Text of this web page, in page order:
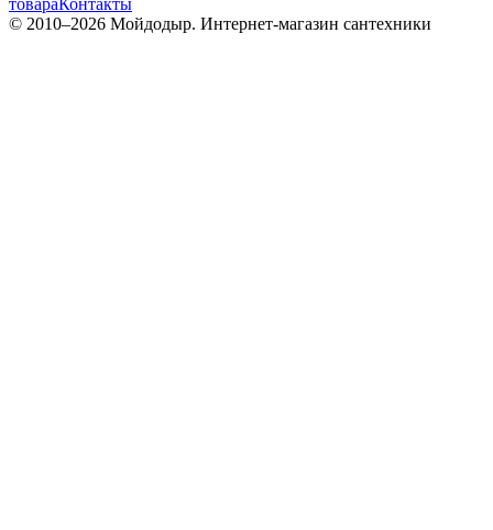
© 2010–2026 Мойдодыр. Интернет-магазин сантехники